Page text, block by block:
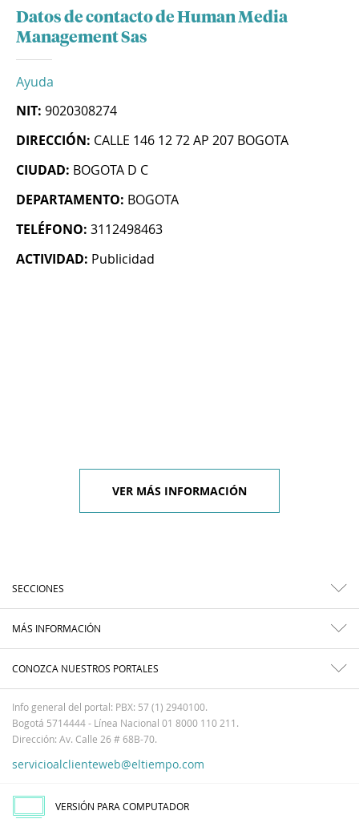
Datos de contacto de Human Media
Management Sas
Ayuda
NIT: 9020308274
DIRECCIÓN: CALLE 146 12 72 AP 207 BOGOTA
CIUDAD: BOGOTA D C
DEPARTAMENTO: BOGOTA
TELÉFONO: 3112498463
ACTIVIDAD: Publicidad
VER MÁS INFORMACIÓN
SECCIONES
MÁS INFORMACIÓN
CONOZCA NUESTROS PORTALES
Info general del portal: PBX: 57 (1) 2940100.
Bogotá 5714444 - Línea Nacional 01 8000 110 211.
Dirección: Av. Calle 26 # 68B-70.
servicioalclienteweb@eltiempo.com
VERSIÓN PARA COMPUTADOR